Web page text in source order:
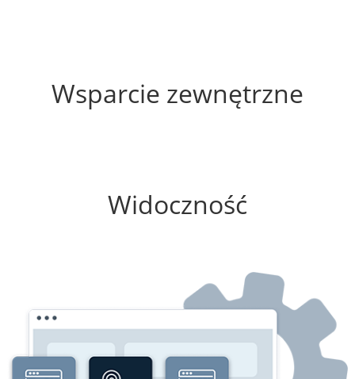
Wsparcie zewnętrzne
Widoczność